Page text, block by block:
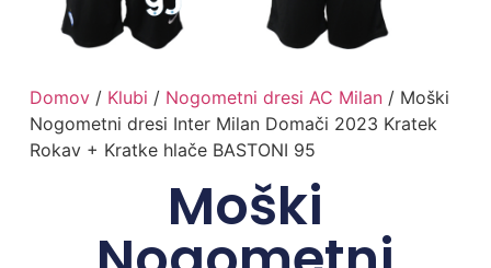
Domov/ Klubi / Nogometni dresi AC Milan/ Moški
Nogometni dresi Inter Milan Domači 2023 Kratek
Rokav + Kratke hlače BASTONI 95
Moški